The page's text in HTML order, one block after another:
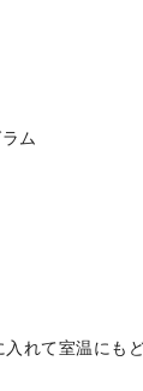
ム
れて室温にもど